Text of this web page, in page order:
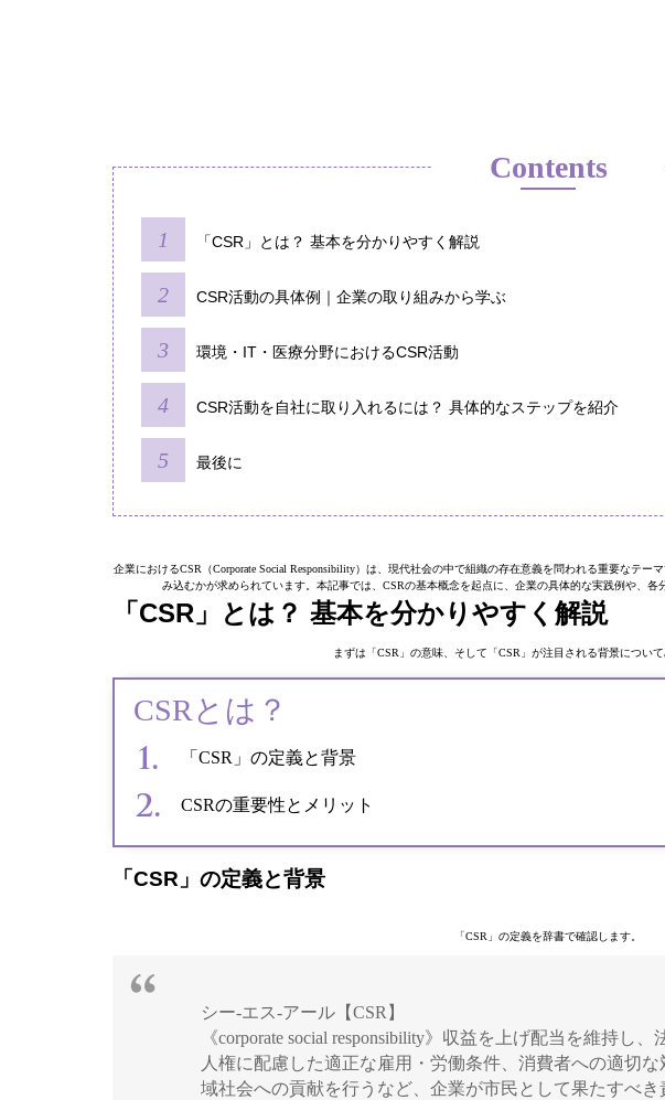
Contents
「CSR」とは？ 基本を分かりやすく解説
CSR活動の具体例｜企業の取り組みから学ぶ
環境・IT・医療分野におけるCSR活動
CSR活動を自社に取り入れるには？ 具体的なステップを紹介
最後に
企業におけるCSR（Corporate Social Responsibility）は、現代社会の中で組織の存在意義を問われる重要なテ
み込むかが求められています。本記事では、CSRの基本概念を起点に、企業の具体的な実践例や、各
「CSR」とは？ 基本を分かりやすく解説
まずは「CSR」の意味、そして「CSR」が注目される背景について
CSRとは？
「CSR」の定義と背景
CSRの重要性とメリット
「CSR」の定義と背景
「CSR」の定義を辞書で確認します。
シー‐エス‐アール【CSR】
《corporate social responsibility》収益を上げ配当を維持し
人権に配慮した適正な雇用・労働条件、消費者への適切
域社会への貢献を行うなど、企業が市民として果たすべ